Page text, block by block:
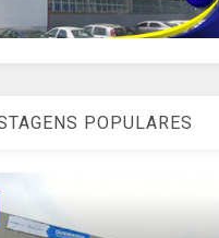
POPULARES